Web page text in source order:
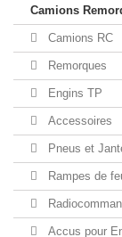
Camions
Camions RC
Remorques
Engins TP
Accessoires
Pneus et
Rampes de
Accus pour